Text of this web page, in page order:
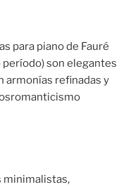
para piano de Fauré
son elegantes
armonías refinadas y
minimalistas,